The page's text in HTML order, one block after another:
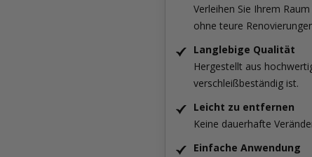
Verleihen Sie Ihrem
ohne teure
Langlebige Qualität
Hergestellt aus
verschleißbeständig ist.
Leicht zu entfernen
Keine dauerhafte
Einfache Anwendung